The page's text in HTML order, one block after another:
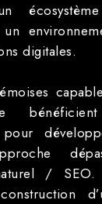
digitales.
bénéficient
pour
/ SEO.